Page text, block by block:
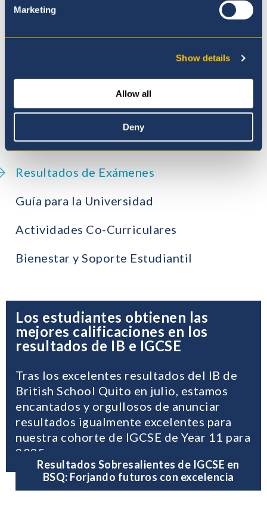
Marketing
Show details
Allow all
Deny
Primaria
Secundaria
Resultados de Exámenes
Guía para la Universidad
Actividades Co-Curriculares
Bienestar y Soporte Estudiantil
Los estudiantes obtienen las
mejores calificaciones en los
resultados de IB e IGCSE
Tras los excelentes resultados del IB de
British School Quito en julio, estamos
encantados y orgullosos de anunciar
resultados igualmente excelentes para
nuestra cohorte de IGCSE de Year 11 para
2025
Resultados Sobresalientes de IGCSE en
BSQ: Forjando futuros con excelencia